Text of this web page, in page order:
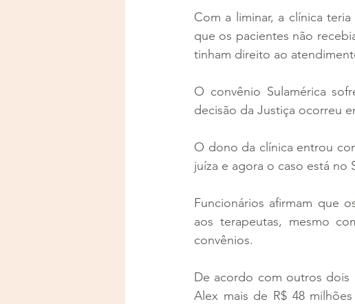
Com a liminar, a clínica
que os pacientes não
tinham direito ao
O convênio Sulamérica
decisão da Justiça ocorreu
O dono da clínica entrou
juíza e agora o caso está no
Funcionários afirmam que
aos terapeutas, mesmo
convênios.
De acordo com outros dois
Alex mais de R$ 48